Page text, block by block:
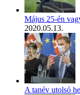
Május 25-én
2020.05.13.
A tanév utolsó